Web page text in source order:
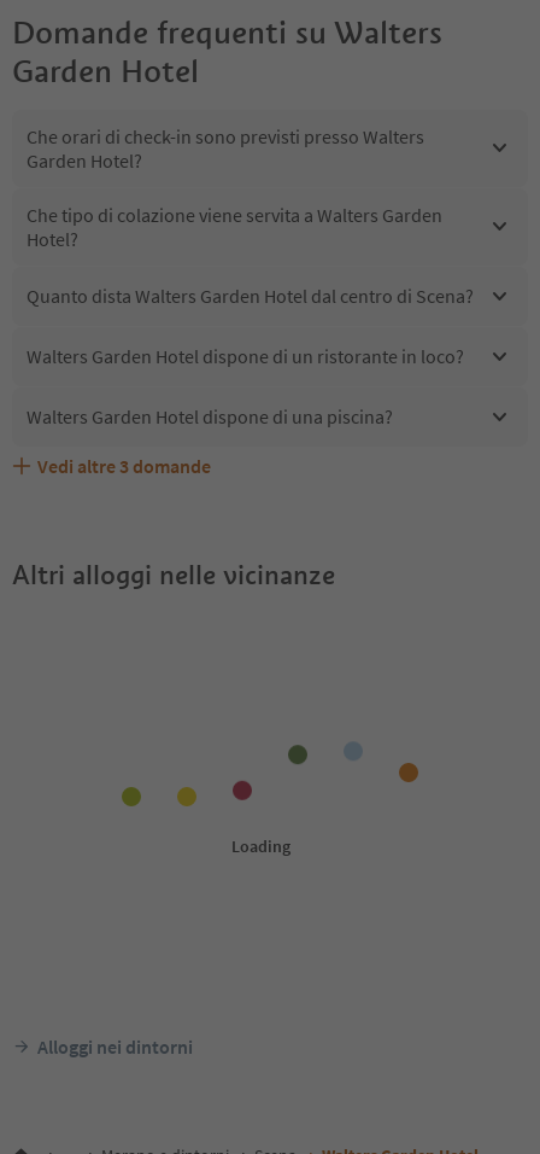
Domande frequenti su Walters
Garden Hotel
Che orari di check-in sono previsti presso Walters
Garden Hotel?
Che tipo di colazione viene servita a Walters Garden
Hotel?
Quanto dista Walters Garden Hotel dal centro di Scena?
Walters Garden Hotel dispone di un ristorante in loco?
Walters Garden Hotel dispone di una piscina?
Walters Garden Hotel accetta animali domestici?
Quali servizi/attività sono disponibili presso Walters
Gli ospiti di Walters Garden Hotel ricevono l'Alto Adige
Vedi altre 3 domande
Altri alloggi nelle vicinanze
Alloggi nei dintorni